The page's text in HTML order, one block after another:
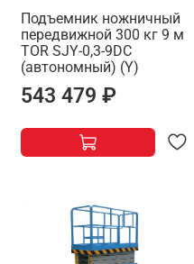
Подъемник ножничный
передвижной 300 кг 9 м
TOR SJY-0,3-9DC
(автономный) (Y)
543 479 ₽